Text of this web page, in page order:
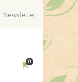
Newsletter
0